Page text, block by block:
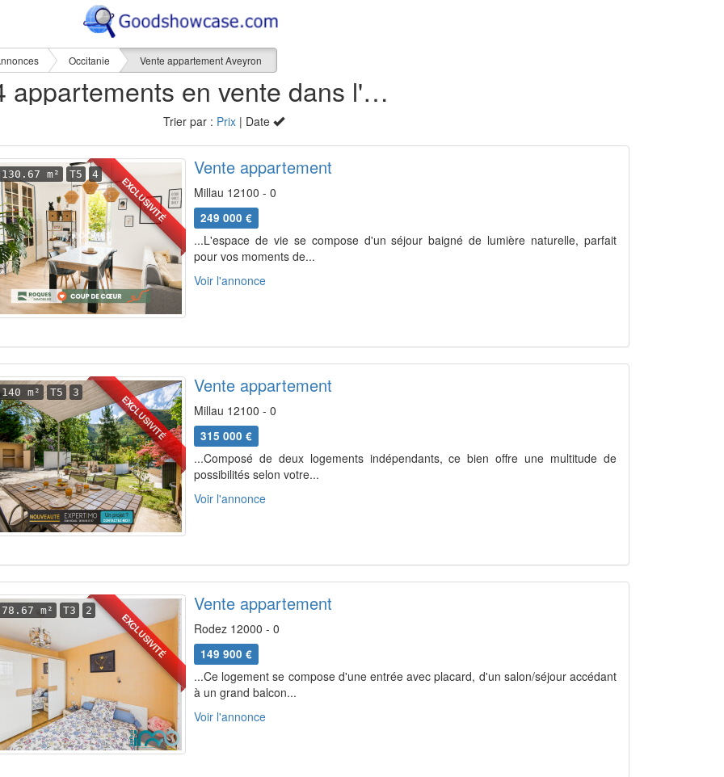
Occitanie Vente appartement Aveyron
164 appartements en vente dans l'Aveyron (12)
Trier par : Prix| Date
EXCLUSIVITÉ
130.67 m² T5 4 Vente appartement
Millau 12100 - 0
249 000 €
...L'espace de vie se compose d'un séjour baigné de lumière naturelle, parfait
pour vos moments de...
Voir l'annonce
EXCLUSIVITÉ
140 m² T5 3 Vente appartement
Millau 12100 - 0
315 000 €
...Composé de deux logements indépendants, ce bien offre une multitude de
possibilités selon votre...
Voir l'annonce
EXCLUSIVITÉ
78.67 m² T3 2 Vente appartement
Rodez 12000 - 0
149 900 €
...Ce logement se compose d'une entrée avec placard, d'un salon/séjour accédant
à un grand balcon...
Voir l'annonce